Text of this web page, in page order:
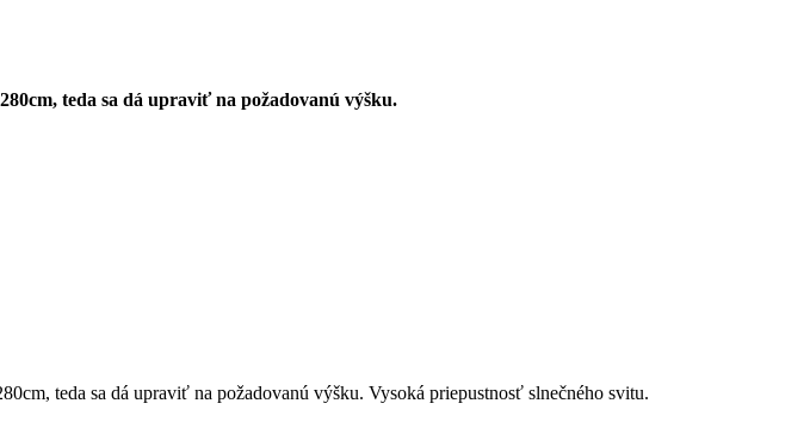
teda sa dá upraviť na požadovanú výšku.
teda sa dá upraviť na požadovanú výšku. Vysoká priepustnosť slnečného svitu.